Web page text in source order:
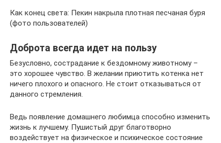
Как конец света: Пекин накрыла плотная песчаная буря
(фото пользователей)
Доброта всегда идет на пользу
Безусловно, сострадание к бездомному животному –
это хорошее чувство. В желании приютить котенка нет
ничего плохого и опасного. Не стоит отказываться от
данного стремления.
Ведь появление домашнего любимца способно изменить
жизнь к лучшему. Пушистый друг благотворно
воздействует на физическое и психическое состояние